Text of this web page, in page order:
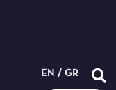
EN / GR